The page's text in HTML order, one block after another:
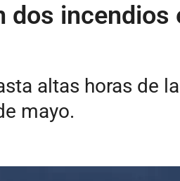
incendios
altas horas de
mayo.